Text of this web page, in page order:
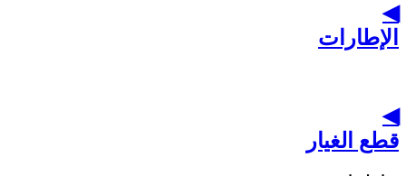
◀
الإطارات
◀
قطع الغيار